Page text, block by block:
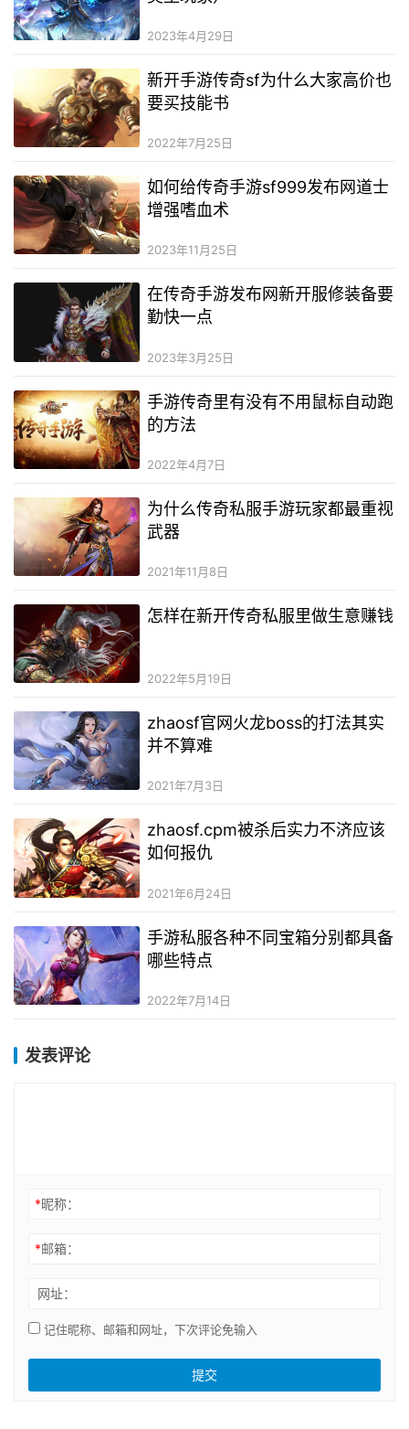
2023年4月29日
新开手游传奇sf为什么大家高价也
要买技能书
2022年7月25日
如何给传奇手游sf999发布网道士
增强嗜血术
2023年11月25日
在传奇手游发布网新开服修装备要
勤快一点
2023年3月25日
手游传奇里有没有不用鼠标自动跑
的方法
2022年4月7日
为什么传奇私服手游玩家都最重视
武器
2021年11月8日
怎样在新开传奇私服里做生意赚钱
2022年5月19日
zhaosf官网火龙boss的打法其实
并不算难
2021年7月3日
zhaosf.cpm被杀后实力不济应该
如何报仇
2021年6月24日
手游私服各种不同宝箱分别都具备
哪些特点
2022年7月14日
发表评论
*昵称：
*邮箱：
网址：
记住昵称、邮箱和网址，下次评论免输入